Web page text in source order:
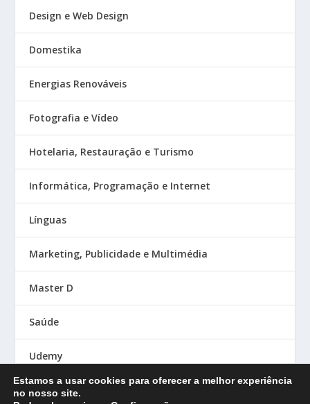
Design e Web Design
Domestika
Energias Renováveis
Fotografia e Vídeo
Hotelaria, Restauração e Turismo
Informática, Programação e Internet
Línguas
Marketing, Publicidade e Multimédia
Master D
Saúde
Udemy
Estamos a usar cookies para oferecer a melhor experiência
no nosso site.